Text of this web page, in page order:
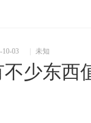
10-03 未知
少东西